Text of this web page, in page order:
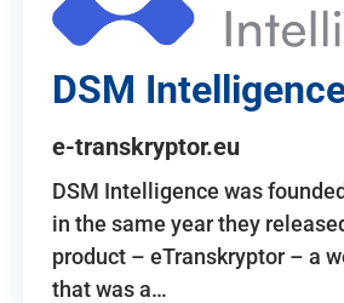
DSM
e-transkryptor.eu
DSM Intelligence was
in the same year they
product – eTranskryptor – a
that was a…